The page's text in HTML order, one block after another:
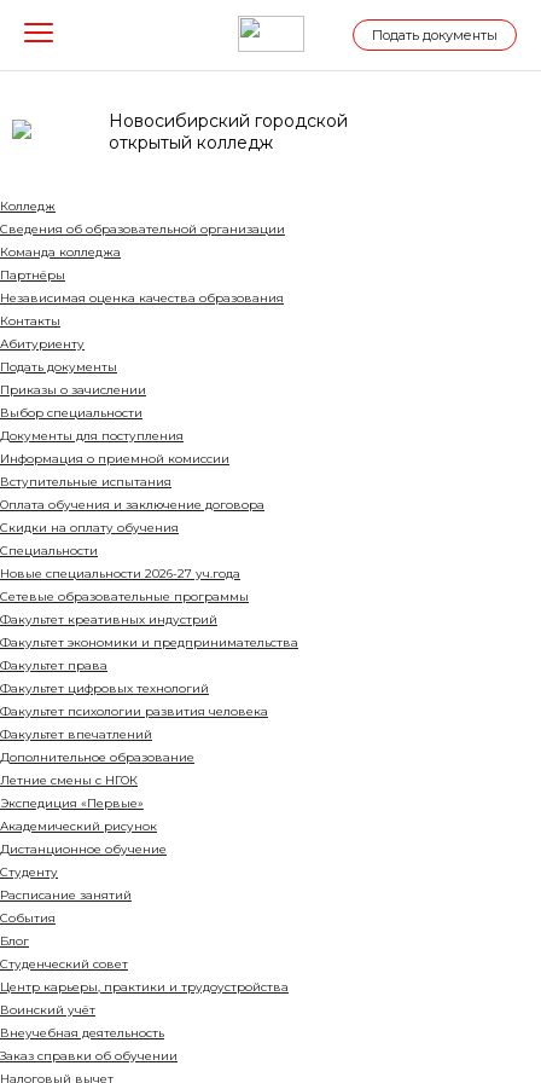
Подать документы
Новосибирский городской
открытый колледж
Колледж
Сведения об образовательной организации
Команда колледжа
Партнёры
Независимая оценка качества образования
Контакты
Абитуриенту
Подать документы
Приказы о зачислении
Выбор специальности
Документы для поступления
Информация о приемной комиссии
Вступительные испытания
Оплата обучения и заключение договора
Cкидки на оплату обучения
Специальности
Новые специальности 2026-27 уч.года
Сетевые образовательные программы
Факультет креативных индустрий
Факультет экономики и предпринимательства
Факультет права
Факультет цифровых технологий
Факультет психологии развития человека
Факультет впечатлений
Дополнительное образование
Летние смены с НГОК
Экспедиция «Первые»
Академический рисунок
Дистанционное обучение
Студенту
Расписание занятий
События
Блог
Студенческий совет
Центр карьеры, практики и трудоустройства
Воинский учёт
Внеучебная деятельность
Заказ справки об обучении
Налоговый вычет